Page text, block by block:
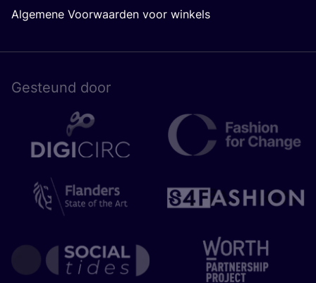
Algemene Voorwaarden voor winkels
Gesteund door